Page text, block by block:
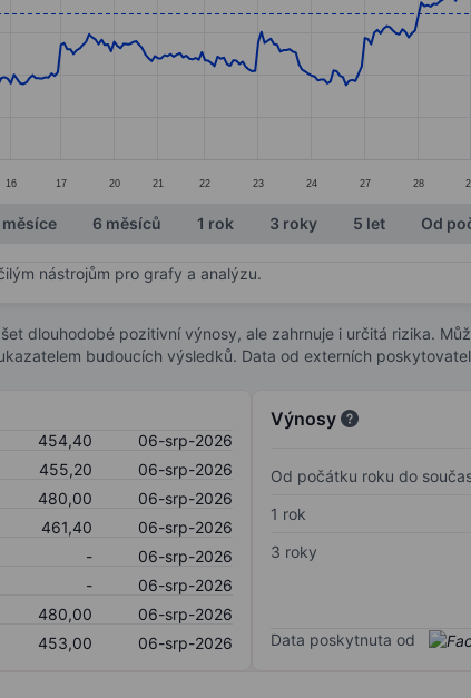
Data ranges from 396.2 to 488.4.
16 17 20 21 22 23 24 27 28
měsíce 6 měsíců 1 rok 3 roky 5 let Od
nástrojům pro grafy a analýzu.
dlouhodobé pozitivní výnosy, ale zahrnuje i určitá rizika.
budoucích výsledků. Data od externích
454,40
06-srp-2026
455,20
06-srp-2026
480,00
06-srp-2026
461,40
06-srp-2026
-
06-srp-2026
-
06-srp-2026
480,00
06-srp-2026
453,00 06-srp-2026
Výnosy
Od počátku roku do
1 rok
3 roky
Data poskytnuta od